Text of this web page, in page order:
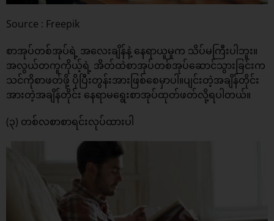
Source : Freepik
စာအုပ်တစ်အုပ်ရဲ့ အလေးချိန်နဲ့ နေရာယူမှုက သိပ်မကြီးပါဘူး။
အလွယ်တကူကိုယ့်ရဲ့ အိတ်ထဲစာအုပ်တစ်အုပ်ဆောင်သွားခြင်းက
သင်ကိုစာဖတ်ဖို့ ပိုပြီးတွန်းအားဖြစ်စေမှာပါ။ပျင်းတဲ့အချိန်တိုင်း
အားတဲ့အချိန်တိုင်း နေရာမရွေးစာအုပ်ထုတ်ဖတ်လို့ရပါတယ်။
(၃) တစ်လစာစာရင်းလုပ်ထားပါ